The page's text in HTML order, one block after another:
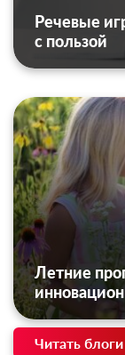
Речевые
с пользой
Летние
Читать блоги